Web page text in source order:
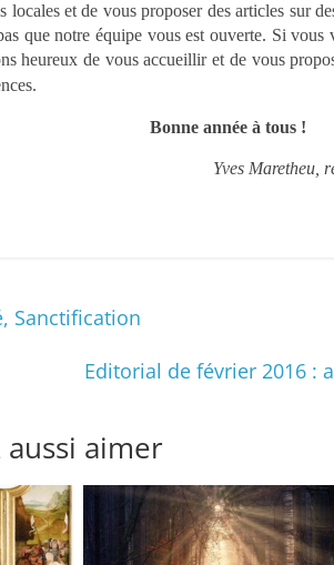
locales et de vous proposer des articles sur
que notre équipe vous est ouverte. Si vous
heureux de vous accueillir et de vous
Bonne année à tous !
Yves Maretheu,
Sanctification
Editorial de février 2016 :
aimer